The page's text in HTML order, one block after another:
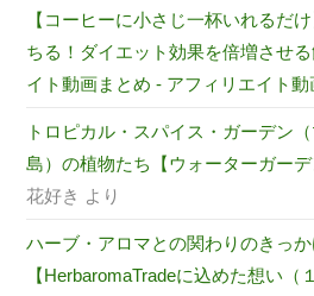
【コーヒーに小さじ一杯いれるだ
ちる！ダイエット効果を倍増させ
イト動画まとめ - アフィリエイト動
トロピカル・スパイス・ガーデン
島）の植物たち【ウォーターガー
花好き より
ハーブ・アロマとの関わりのき
【HerbaromaTradeに込めた想い（